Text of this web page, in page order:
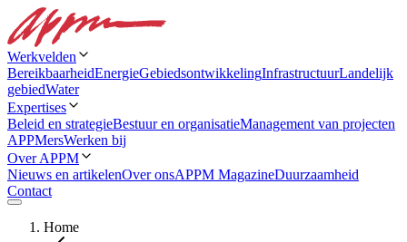
Werkvelden
BereikbaarheidEnergieGebiedsontwikkelingInfrastructuurLandelijk
gebiedWater
Expertises
Beleid en strategieBestuur en organisatieManagement van projecten
APPMersWerken bij
Over APPM
Nieuws en artikelenOver onsAPPM MagazineDuurzaamheid
Contact
Home